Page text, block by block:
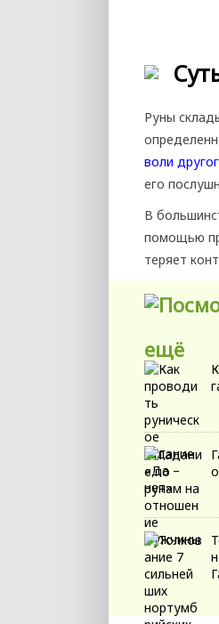
Руны
воли
его
В
помощью
теряет
ещё